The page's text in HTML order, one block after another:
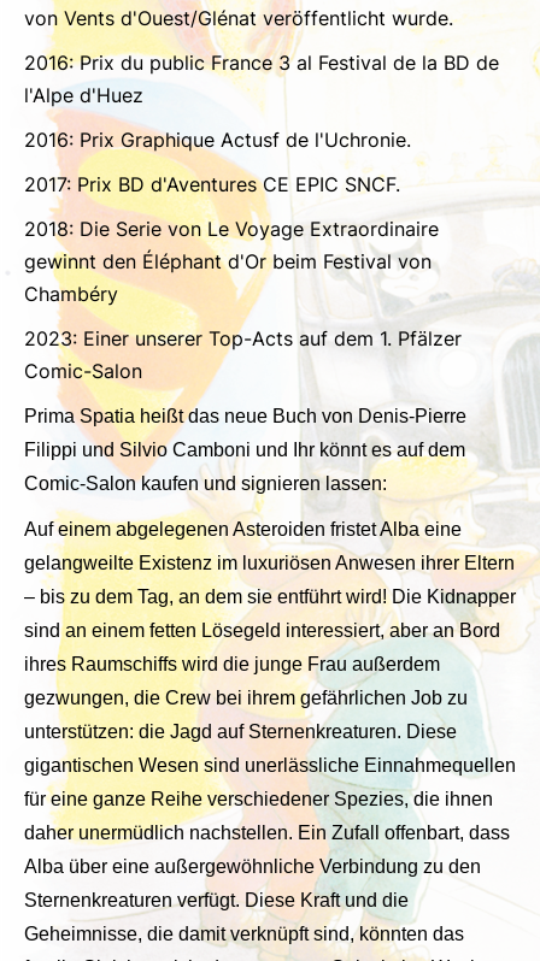
von Vents d'Ouest/Glénat veröffentlicht wurde.
2016: Prix du public France 3 al Festival de la BD de
l'Alpe d'Huez
2016: Prix Graphique Actusf de l'Uchronie.
2017: Prix BD d'Aventures CE EPIC SNCF.
2018: Die Serie von Le Voyage Extraordinaire
gewinnt den Éléphant d'Or beim Festival von
Chambéry
2023: Einer unserer Top-Acts auf dem 1. Pfälzer
Comic-Salon
Prima Spatia heißt das neue Buch von Denis-Pierre
Filippi und Silvio Camboni und Ihr könnt es auf dem
Comic-Salon kaufen und signieren lassen:
Auf einem abgelegenen Asteroiden fristet Alba eine
gelangweilte Existenz im luxuriösen Anwesen ihrer Eltern
– bis zu dem Tag, an dem sie entführt wird! Die Kidnapper
sind an einem fetten Lösegeld interessiert, aber an Bord
ihres Raumschiffs wird die junge Frau außerdem
gezwungen, die Crew bei ihrem gefährlichen Job zu
unterstützen: die Jagd auf Sternenkreaturen. Diese
gigantischen Wesen sind unerlässliche Einnahmequellen
für eine ganze Reihe verschiedener Spezies, die ihnen
daher unermüdlich nachstellen. Ein Zufall offenbart, dass
Alba über eine außergewöhnliche Verbindung zu den
Sternenkreaturen verfügt. Diese Kraft und die
Geheimnisse, die damit verknüpft sind, könnten das